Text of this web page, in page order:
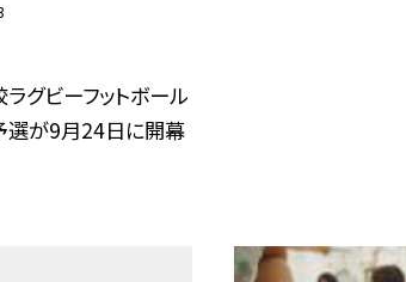
グビーフットボール
選が9月24日に開幕